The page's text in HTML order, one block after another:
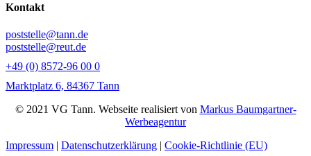
Kontakt
poststelle@tann.de
poststelle@reut.de
+49 (0) 8572-96 00 0
Marktplatz 6, 84367 Tann
© 2021 VG Tann. Webseite realisiert von Markus Baumgartner-
Werbeagentur
Impressum | Datenschutzerklärung | Cookie-Richtlinie (EU)